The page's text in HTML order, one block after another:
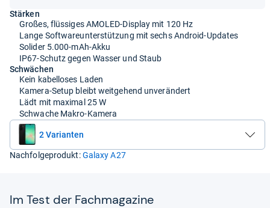
Stärken
Großes, flüssiges AMOLED-Display mit 120 Hz
Lange Softwareunterstützung mit sechs Android-Updates
Solider 5.000-mAh-Akku
IP67-Schutz gegen Wasser und Staub
Schwächen
Kein kabelloses Laden
Kamera-Setup bleibt weitgehend unverändert
Lädt mit maximal 25 W
Schwache Makro-Kamera
2 Varianten
Nachfolgeprodukt:Galaxy A27
Im Test der Fach­ma­ga­zine